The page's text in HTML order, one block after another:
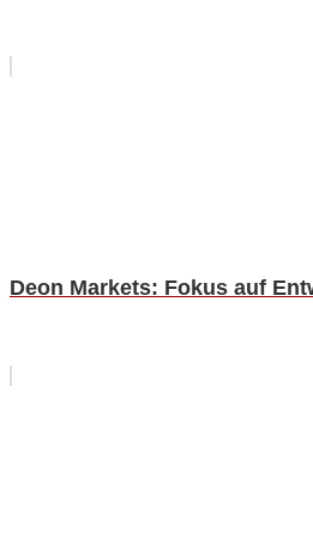
Deon Markets: Fokus auf